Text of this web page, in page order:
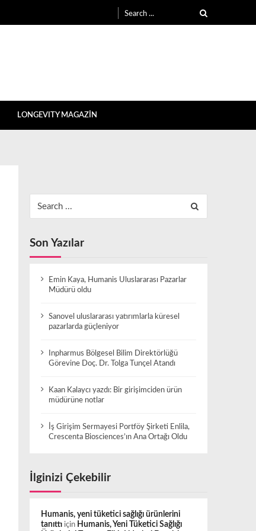
for:
LONGEVITY MAGAZİN
for:
Son Yazılar
Emin Kaya, Humanis Uluslararası Pazarlar
Müdürü oldu
Sanovel uluslararası yatırımlarla küresel
pazarlarda güçleniyor
Inpharmus Bölgesel Bilim Direktörlüğü
Görevine Doç. Dr. Tolga Tunçel Atandı
Kaan Kalaycı yazdı: Bir girişimciden ürün
müdürüne notlar
İş Girişim Sermayesi Portföy Şirketi Enlila,
Crescenta Biosciences’ın Ana Ortağı Oldu
İlginizi Çekebilir
Humanis, yeni tüketici sağlığı ürünlerini
tanıttıiçin Humanis, Yeni Tüketici Sağlığı